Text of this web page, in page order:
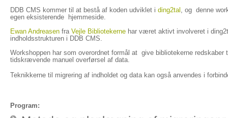
DDB CMS kommer til at bestå af koden udviklet i ding2tal , og denne
egen eksisterende hjemmeside.
Ewan Andreasen fra Vejle Bibliotekerne har været aktivt involveret i
indholdsstrukturen i DDB CMS.
Workshoppen har som overordnet formål at give bibliotekerne
tidskrævende manuel overførsel af data.
Teknikkerne til migrering af indholdet og data kan også anvendes i
Program: